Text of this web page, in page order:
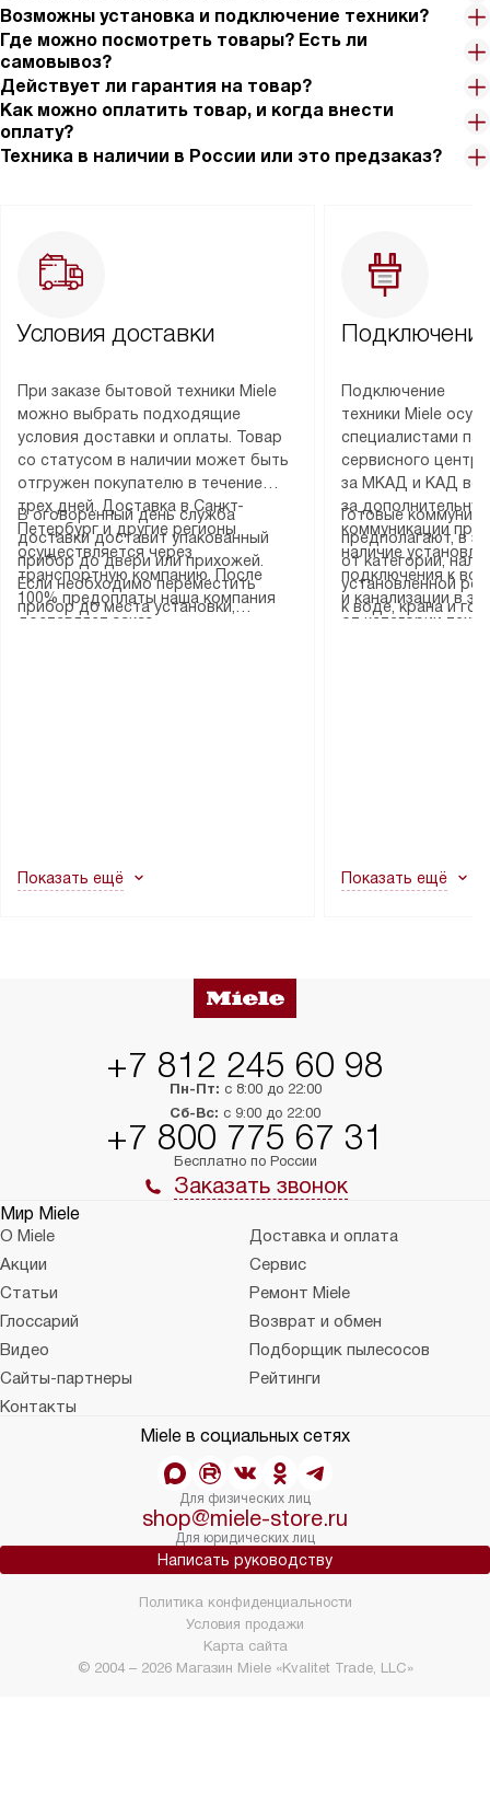
Возможны установка и подключение техники?
Где можно посмотреть товары? Есть ли
самовывоз?
Действует ли гарантия на товар?
Как можно оплатить товар, и когда внести
оплату?
Техника в наличии в России или это предзаказ?
Условия доставки
При заказе бытовой техники Miele
можно выбрать подходящие
условия доставки и оплаты. Товар
со статусом в наличии может быть
отгружен покупателю в течение
трех дней. Доставка в Санкт-
Петербург и другие регионы
осуществляется через
транспортную компанию. После
100% предоплаты наша компания
доставляет заказ
В оговоренный день служба
доставки доставит упакованный
прибор до двери или прихожей.
Если необходимо переместить
прибор до места установки,
в гарантийном ремонте в будущем.
Показать ещё
Подключение
техники Miele
специалистами
сервисного
за МКАД и КАД
за
коммуникации
наличие
подключения к
и канализации в
от категории
Готовые
предполагают, в
от категории,
установленной
к воде, крана и
не включаются:
Показать ещё
+7 812 245 60 98
Пн-Пт: с 8:00 до 22:00
Сб-Вс: с 9:00 до 22:00
+7 800 775 67 31
Бесплатно по России
Заказать звонок
Мир Miele
О Miele
Доставка и оплата
Акции
Сервис
Статьи
Ремонт Miele
Глоссарий
Возврат и обмен
Видео
Подборщик пылесосов
Сайты-партнеры
Рейтинги
Контакты
Miele в социальных сетях
Для физических лиц
shop@miele-store.ru
Для юридических лиц
Написать руководству
© 2004 – 2026 Магазин Miele «Kvalitet Trade, LLC»
Политика конфиденциальности
Условия продажи
Карта сайта